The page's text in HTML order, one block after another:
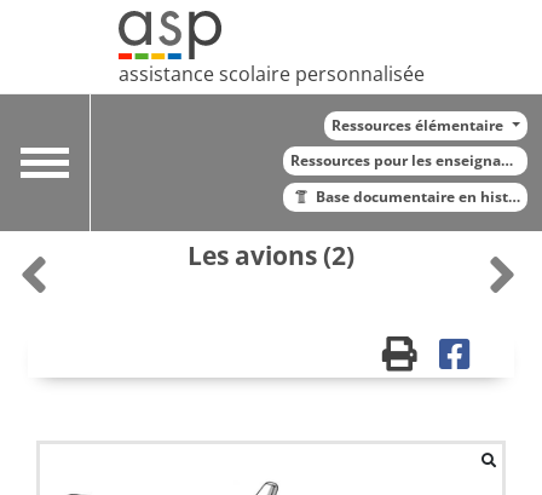
assistance scolaire personnalisée
Toggle
Ressources élémentaire
Ressources pour les enseignants
Base documentaire en histoire
Les avions (2)